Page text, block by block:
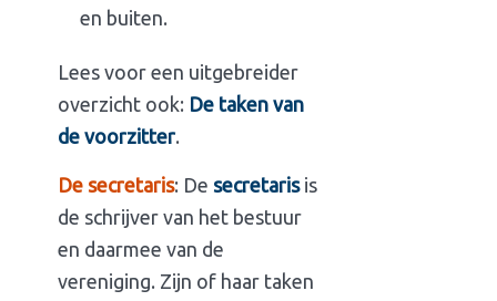
en buiten.
Lees voor een uitgebreider
overzicht ook: De taken van
de voorzitter.
De secretaris: De secretarisis
de schrijver van het bestuur
en daarmee van de
vereniging. Zijn of haar taken